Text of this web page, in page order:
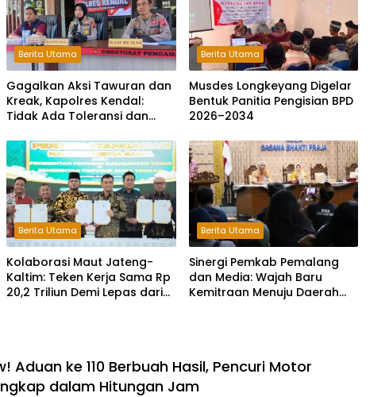
Berita Utama
Gagalkan Aksi Tawuran dan
Kreak, Kapolres Kendal:
Tidak Ada Toleransi dan
Kejahatan Jalanan
Berita Utama
Musdes Longkeyang Digelar
Bentuk Panitia Pengisian BPD
2026–2034
Berita Utama
Kolaborasi Maut Jateng-
Kaltim: Teken Kerja Sama Rp
20,2 Triliun Demi Lepas dari
Berita Utama
Sinergi Pemkab Pemalang
dan Media: Wajah Baru
Kemitraan Menuju Daerah
Aduan ke 110 Berbuah Hasil, Pencuri Motor
dalam Hitungan Jam